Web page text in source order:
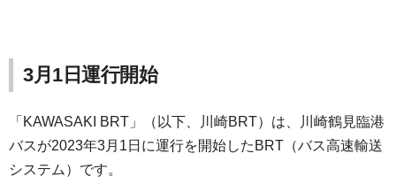
3月1日運行開始
「KAWASAKI BRT」（以下、川崎BRT）は、川崎鶴見臨港
バスが2023年3月1日に運行を開始したBRT（バス高速輸送
システム）です。